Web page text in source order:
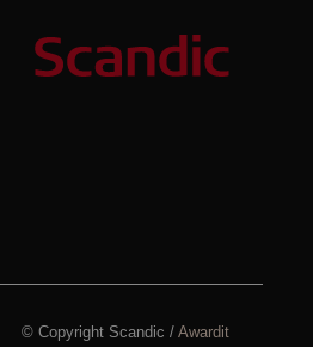
© Copyright Scandic / Awardit